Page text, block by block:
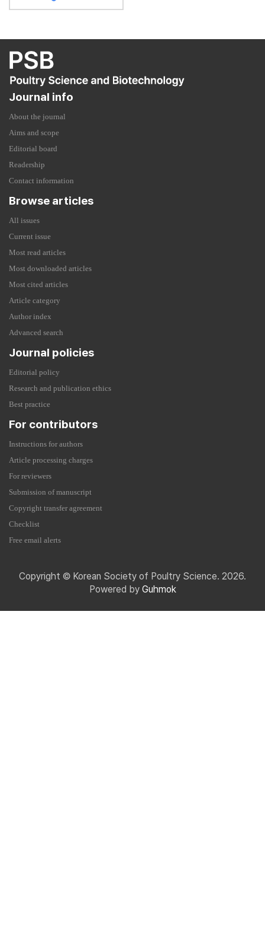
Journal info
About the journal
Aims and scope
Editorial board
Readership
Contact information
Browse articles
All issues
Current issue
Most read articles
Most downloaded articles
Most cited articles
Article category
Author index
Advanced search
Journal policies
Editorial policy
Research and publication ethics
Best practice
For contributors
Instructions for authors
Article processing charges
For reviewers
Submission of manuscript
Copyright transfer agreement
Checklist
Free email alerts
Copyright © Korean Society of Poultry Science. 2026.
Powered by Guhmok